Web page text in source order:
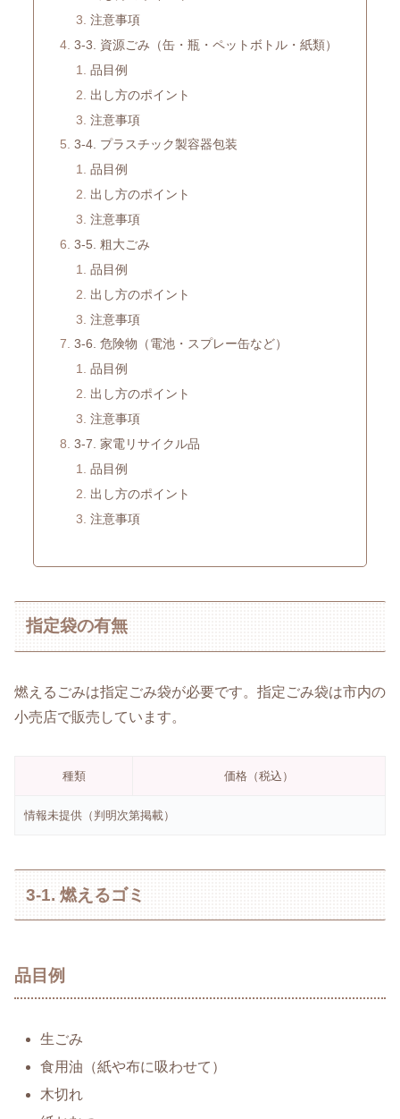
注意事項
3-3. 資源ごみ（缶・瓶・ペットボトル・紙類）
品目例
出し方のポイント
注意事項
3-4. プラスチック製容器包装
品目例
出し方のポイント
注意事項
3-5. 粗大ごみ
品目例
出し方のポイント
注意事項
3-6. 危険物（電池・スプレー缶など）
品目例
出し方のポイント
注意事項
3-7. 家電リサイクル品
品目例
出し方のポイント
注意事項
指定袋の有無
燃えるごみは指定ごみ袋が必要です。指定ごみ袋は市内の
小売店で販売しています。
種類 価格（税込）
情報未提供（判明次第掲載）
3-1. 燃えるゴミ
品目例
生ごみ
食用油（紙や布に吸わせて）
木切れ